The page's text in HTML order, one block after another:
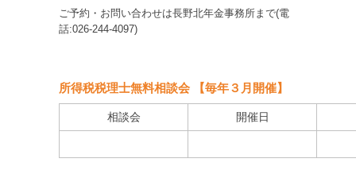
ご予約・お問い合わせは長野北年金事務所まで(電
話:026-244-4097)
所得税税理士無料相談会 【毎年３月開催】
相談会 開催日